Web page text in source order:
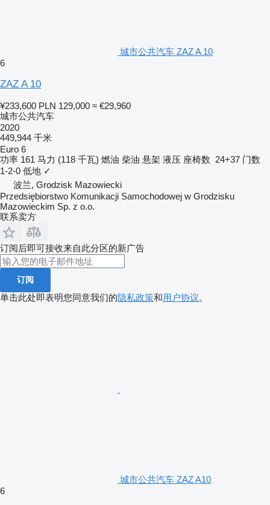
城市公共汽车 ZAZ A 10
6
ZAZ A 10
¥233,600 PLN 129,000 ≈ €29,960
城市公共汽车
2020
449,944 千米
Euro 6
功率 161 马力 (118 千瓦) 燃油 柴油 悬架 液压 座椅数 24+37 门数
1-2-0 低地 ✓
波兰, Grodzisk Mazowiecki
Przedsiębiorstwo Komunikacji Samochodowej w Grodzisku
Mazowieckim Sp. z o.o.
联系卖方
订阅后即可接收来自此分区的新广告
订阅
单击此处即表明您同意我们的隐私政策和用户协议。
城市公共汽车 ZAZ A10
6